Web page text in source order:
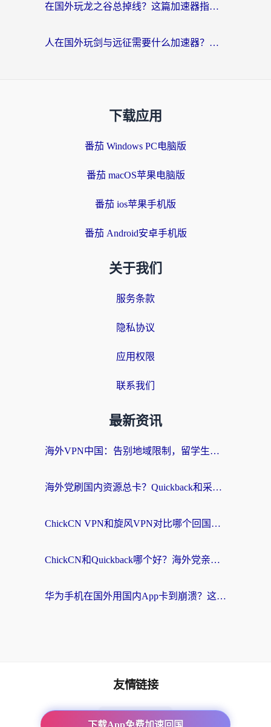
在国外玩龙之谷总掉线？这篇加速器指南帮你告别延迟卡顿！
人在国外玩剑与远征需要什么加速器？老玩家亲测的避坑指南来了
下载应用
番茄 Windows PC电脑版
番茄 macOS苹果电脑版
番茄 ios苹果手机版
番茄 Android安卓手机版
关于我们
服务条款
隐私协议
应用权限
联系我们
最新资讯
海外VPN中国：告别地域限制，留学生与华人如何轻松刷国内剧、玩国服？
海外党刷国内资源总卡？Quickback和采集蜂好用吗？这篇指南帮你避坑
ChickCN VPN和旋风VPN对比哪个回国效果更好？海外党亲测实用指南
ChickCN和Quickback哪个好？海外党亲测回国加速器，轻松解锁国内资源（附避坑指南）
华为手机在国外用国内App卡到崩溃？这篇加速器指南帮你无缝刷剧打游戏
下载App免费加速回国
友情链接
番茄加速器